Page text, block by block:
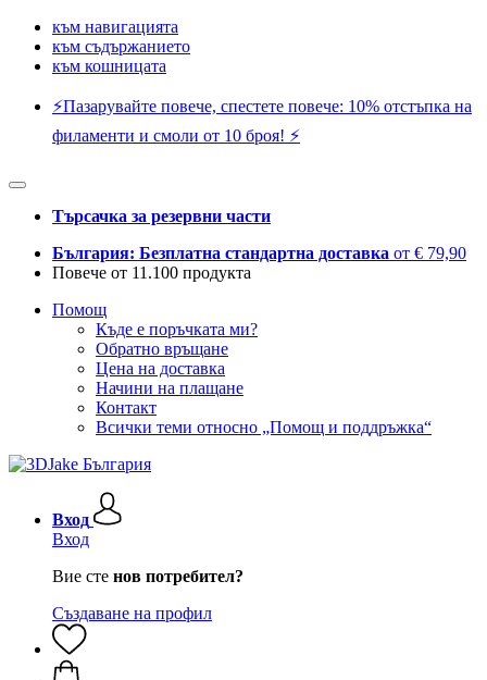
към навигацията
към съдържанието
към кошницата
⚡️Пазарувайте повече, спестете повече: 10% отстъпка на
филаменти и смоли от 10 броя! ⚡️
Търсачка за резервни части
България: Безплатна стандартна доставка от € 79,90
Повече от 11.100 продукта
Помощ
Къде е поръчката ми?
Обратно връщане
Цена на доставка
Начини на плащане
Контакт
Всички теми относно „Помощ и поддръжка“
Вход
Вход
Вие сте нов потребител?
Създаване на профил